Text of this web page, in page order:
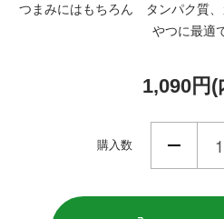
つまみにはもちろん タンパク質、
やつに最適
1,090円(
購入数